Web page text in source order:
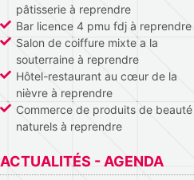
pâtisserie à reprendre
Bar licence 4 pmu fdj à reprendre
Salon de coiffure mixte a la
souterraine à reprendre
Hôtel-restaurant au cœur de la
nièvre à reprendre
Commerce de produits de beauté
naturels à reprendre
ACTUALITÉS - AGENDA